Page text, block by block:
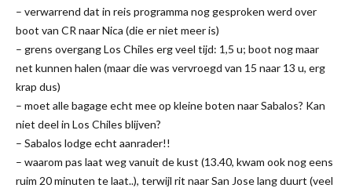
– verwarrend dat in reis programma nog gesproken werd over
boot van CR naar Nica (die er niet meer is)
– grens overgang Los Chiles erg veel tijd: 1,5 u; boot nog maar
net kunnen halen (maar die was vervroegd van 15 naar 13 u, erg
krap dus)
– moet alle bagage echt mee op kleine boten naar Sabalos? Kan
niet deel in Los Chiles blijven?
– Sabalos lodge echt aanrader!!
– waarom pas laat weg vanuit de kust (13.40, kwam ook nog eens
ruim 20 minuten te laat..), terwijl rit naar San Jose lang duurt (veel